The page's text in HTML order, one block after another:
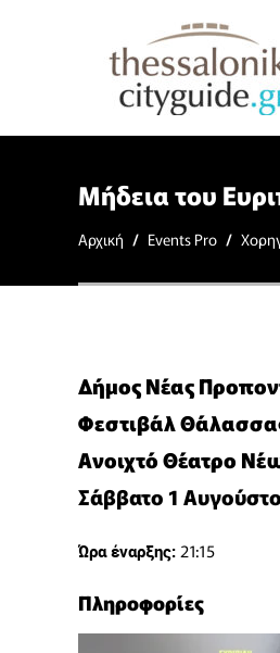
Μήδεια του
Αρχική / Events Pro /
Δήμος Νέας
Φεστιβάλ
Ανοιχτό Θέατρο
Σάββατο 1
Ώρα έναρξης: 21:15
Πληροφορίες